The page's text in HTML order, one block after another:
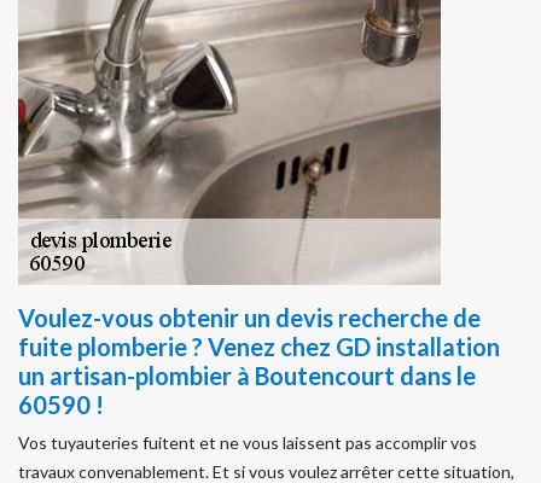
Voulez-vous obtenir un devis recherche de
fuite plomberie ? Venez chez GD installation
un artisan-plombier à Boutencourt dans le
60590 !
Vos tuyauteries fuitent et ne vous laissent pas accomplir vos
travaux convenablement. Et si vous voulez arrêter cette situation,